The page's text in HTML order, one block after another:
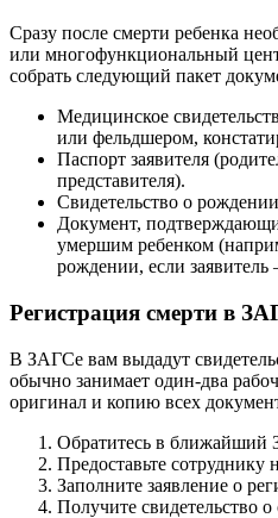
Сразу после смерти ребенка
или многофункциональный
собрать следующий пакет
Медицинское
или фельдшером,
Паспорт заявителя
представителя).
Свидетельство о
Документ,
умершим ребенком
рождении, если заявитель
Регистрация смерти в
В ЗАГСе вам выдадут
обычно занимает один-два
оригинал и копию всех
Обратитесь в
Предоставьте
Заполните заявление о
Получите свидетельство о